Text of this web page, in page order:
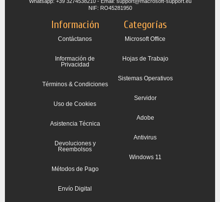
NIF: RO45281950
Información
Contáctanos
Información de
Privacidad
Términos & Condiciones
Uso de Cookies
Asistencia Técnica
Devoluciones y
Reembolsos
Métodos de Pago
Envío Digital
Categorías
Microsoft Office
Hojas de Trabajo
Sistemas Operativos
Servidor
Adobe
Antivirus
Windows 11